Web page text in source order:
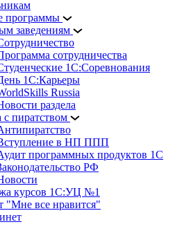
программы
заведениям
сотрудничества
1С:Соревнования
1С:Карьеры
Russia
раздела
с пиратством
в НП ППП
программных продуктов 1С
РФ
курсов 1С:УЦ №1
"Мне все нравится"